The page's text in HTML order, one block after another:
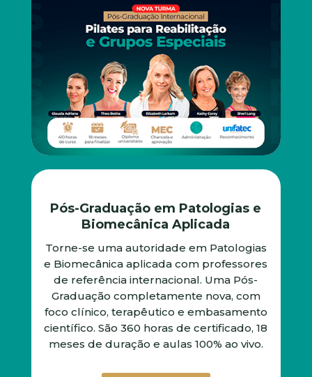
Pós-Graduação em Patologias e
Biomecânica Aplicada
Torne-se uma autoridade em Patologias
e Biomecânica aplicada com professores
de referência internacional. Uma Pós-
Graduação completamente nova, com
foco clínico, terapêutico e embasamento
científico. São 360 horas de certificado, 18
meses de duração e aulas 100% ao vivo.